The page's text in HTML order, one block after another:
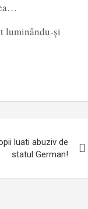
luminându-și
luati abuziv de
statul German!